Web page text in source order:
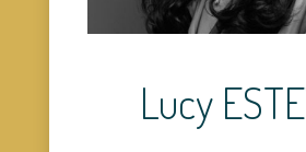
Lucy